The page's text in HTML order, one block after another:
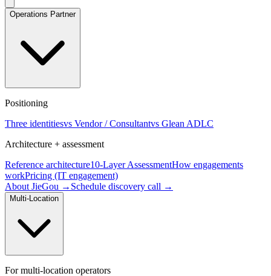
Operations Partner
Positioning
Three identitiesvs Vendor / Consultantvs Glean ADLC
Architecture + assessment
Reference architecture10-Layer AssessmentHow engagements
workPricing (IT engagement)
About JieGou → Schedule discovery call →
Multi-Location
For multi-location operators